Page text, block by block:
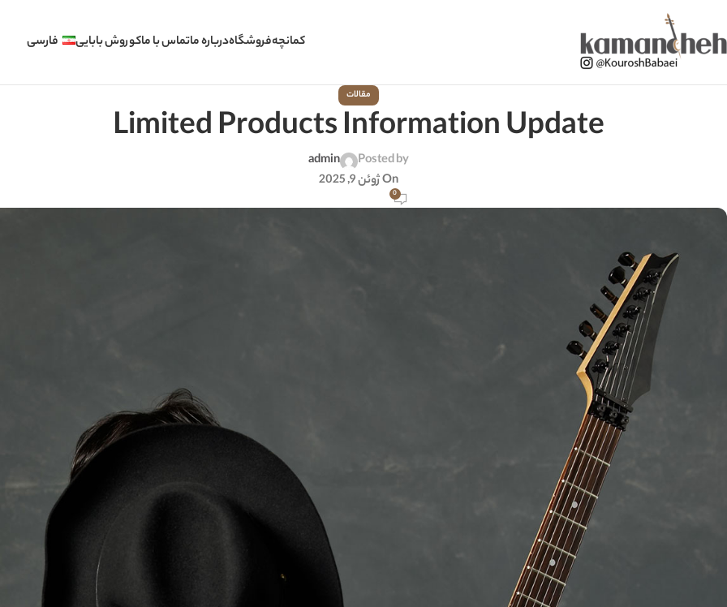
کمانچهفروشگاهدرباره ماتماس با ماکوروش بابایی فارسی
مقالات
Limited Products Information Update
Posted by
admin
On ژوئن 9, 2025
0